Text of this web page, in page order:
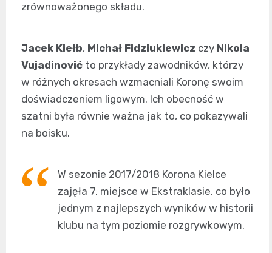
zrównoważonego składu.
Jacek Kiełb, Michał Fidziukiewicz czy Nikola
Vujadinović to przykłady zawodników, którzy
w różnych okresach wzmacniali Koronę swoim
doświadczeniem ligowym. Ich obecność w
szatni była równie ważna jak to, co pokazywali
na boisku.
W sezonie 2017/2018 Korona Kielce
zajęła 7. miejsce w Ekstraklasie, co było
jednym z najlepszych wyników w historii
klubu na tym poziomie rozgrywkowym.